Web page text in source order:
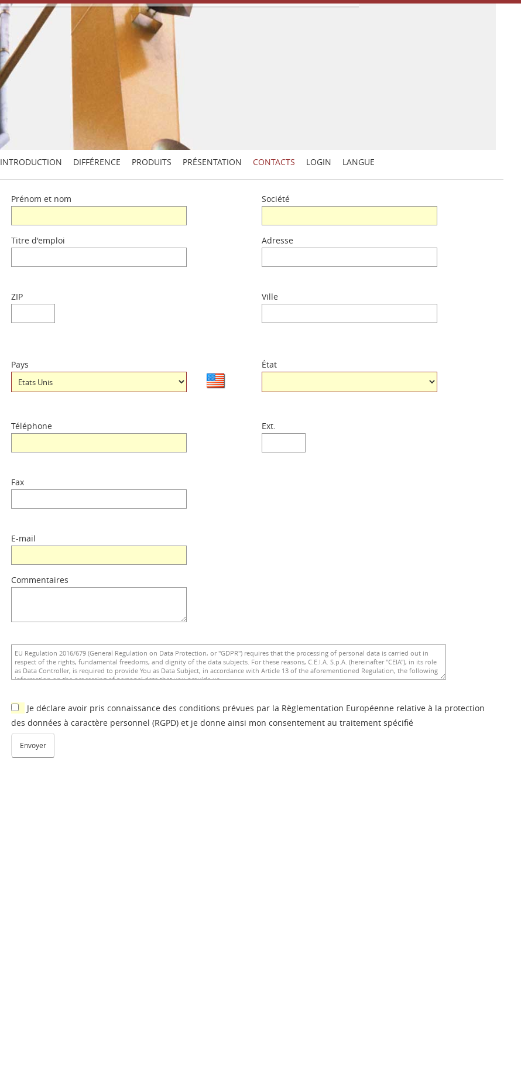
INTRODUCTION DIFFÉRENCE PRODUITS PRÉSENTATION CONTACTS LOGIN LANGUE
Prénom et nom Société
Titre d'emploi Adresse
ZIP Ville
Pays État
Téléphone Ext.
Fax
E-mail
Commentaires
Je déclare avoir pris connaissance des conditions prévues par la Règlementation Européenne relative à la protection
des données à caractère personnel (RGPD) et je donne ainsi mon consentement au traitement spécifié